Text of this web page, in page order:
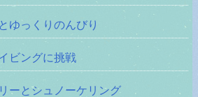
ゆっくりのんびり
ビングに挑戦
ーとシュノーケリング